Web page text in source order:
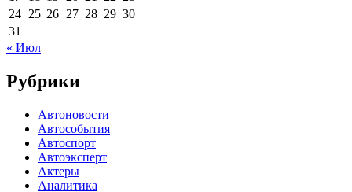
24 25 26 27 28 29 30
31
« Июл
Рубрики
Автоновости
Автособытия
Автоспорт
Автоэксперт
Актеры
Аналитика